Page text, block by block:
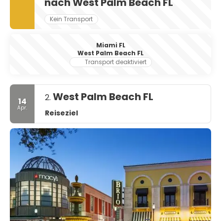
Kein Transport
Miami FL
West Palm Beach FL
Transport deaktiviert
14
Apr.
2. West Palm Beach FL
Reiseziel